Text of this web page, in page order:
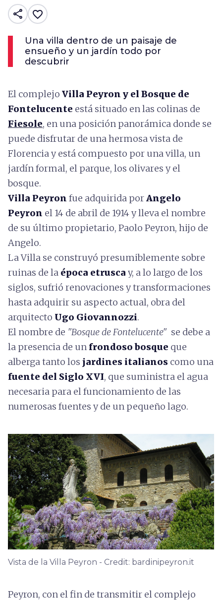
share favorite_border
Una villa dentro de un paisaje de
ensueño y un jardín todo por
descubrir
El complejo Villa Peyron y el Bosque de
Fontelucente está situado en las colinas de
Fiesole, en una posición panorámica donde se
puede disfrutar de una hermosa vista de
Florencia y está compuesto por una villa, un
jardín formal, el parque, los olivares y el
bosque.
Villa Peyron fue adquirida porAngelo
Peyron el 14 de abril de 1914 y lleva el nombre
de su último propietario, Paolo Peyron, hijo de
Angelo.
La Villa se construyó presumiblemente sobre
ruinas de la época etrusca y, a lo largo de los
siglos, sufrió renovaciones y transformaciones
hasta adquirir su aspecto actual, obra del
arquitecto Ugo Giovannozzi.
El nombre de "Bosque de Fontelucente" se debe a
la presencia de un frondoso bosque que
alberga tanto los jardines italianos como una
fuente del Siglo XVI, que suministra el agua
necesaria para el funcionamiento de las
numerosas fuentes y de un pequeño lago.
Vista de la Villa Peyron - Credit: bardinipeyron.it
Peyron, con el fin de transmitir el complejo